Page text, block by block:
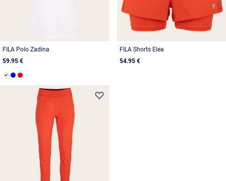
FILA Polo Zadina
59.95 €
FILA Shorts Elea
54.95 €